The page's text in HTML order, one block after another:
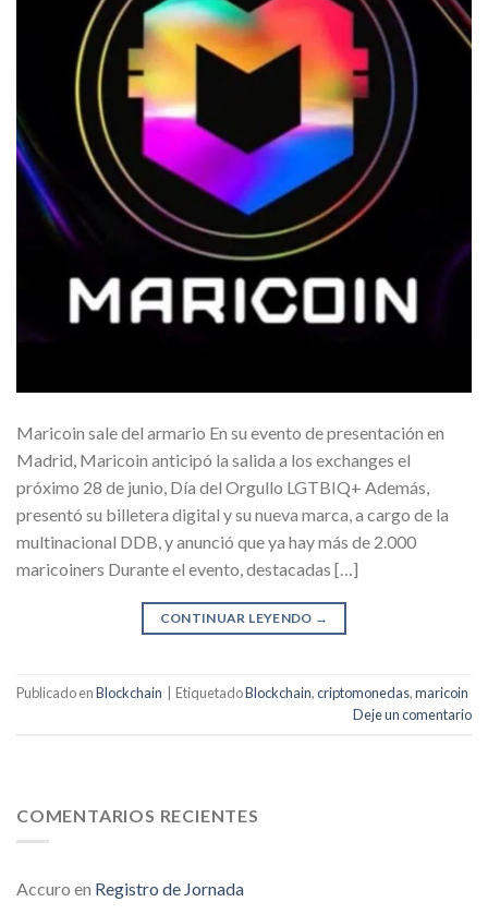
Maricoin sale del armario En su evento de presentación en
Madrid, Maricoin anticipó la salida a los exchanges el
próximo 28 de junio, Día del Orgullo LGTBIQ+ Además,
presentó su billetera digital y su nueva marca, a cargo de la
multinacional DDB, y anunció que ya hay más de 2.000
maricoiners Durante el evento, destacadas […]
CONTINUAR LEYENDO →
Publicado enBlockchain EtiquetadoBlockchain,criptomonedas,maricoin
Deje un comentario
COMENTARIOS RECIENTES
Accuro en Registro de Jornada